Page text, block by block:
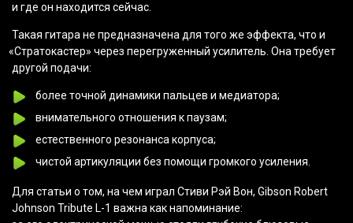
и где он находится сейчас.
Такая гитара не предназначена для того же эффекта, что и
«Стратокастер» через перегруженный усилитель. Она требует
другой подачи:
более точной динамики пальцев и медиатора;
внимательного отношения к паузам;
естественного резонанса корпуса;
чистой артикуляции без помощи громкого усиления.
Для статьи о том, на чем играл Стиви Рэй Вон, Gibson Robert
Johnson Tribute L-1 важна как напоминание: